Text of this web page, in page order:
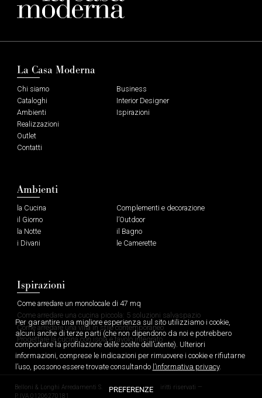
La Casa Moderna
Chi siamo
Cataloghi
Ambienti
Realizzazioni
Outlet
Contatti
Business
Interior Designer
Ispirazioni
Ambienti
la Cucina
il Giorno
la Notte
i Divani
Complementi e decorazione
l’Outdoor
il Bagno
le Camerette
Ispirazioni
Come arredare un monolocale di 47 mq
Come arredare una cucina piccola: 5 soluzioni salvaspazio
Come arredare una villa in stile contemporaneo
Progettare la cucina con isola e tavolo integrato
Belloni & Longhi Arredamenti S.r.l. © 2026 — Tutti i diritti riservati —
P. IVA 01206270181
Per garantire una migliore esperienza sul sito utilizziamo i cookie,
alcuni anche di terze parti (che non dipendono da noi e potrebbero
comportare la profilazione delle scelte dell’utente). Ulteriori
informazioni, comprese le indicazioni per rimuovere i cookie e rifiutarne
l’uso, possono essere trovate consultando l’informativa privacy.
PREFERENZE